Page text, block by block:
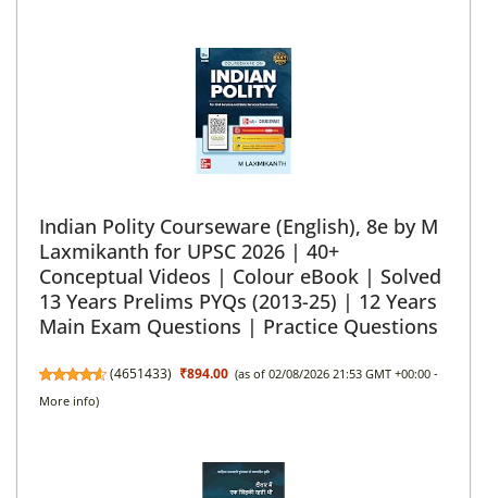
Indian Polity Courseware (English), 8e by M
Laxmikanth for UPSC 2026 | 40+
Conceptual Videos | Colour eBook | Solved
13 Years Prelims PYQs (2013-25) | 12 Years
Main Exam Questions | Practice Questions
(4651433) ₹894.00 (as of 02/08/2026 21:53 GMT +00:00 -
More info)